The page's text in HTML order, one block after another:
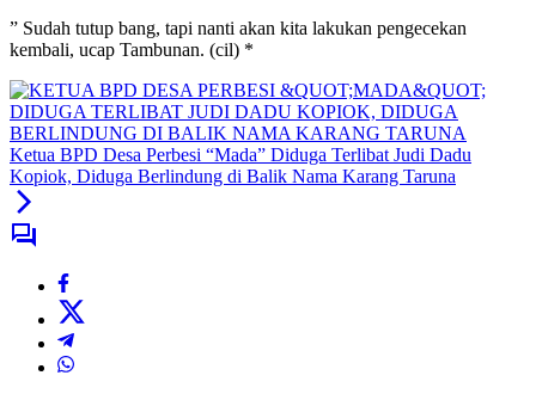
” Sudah tutup bang, tapi nanti akan kita lakukan pengecekan
kembali, ucap Tambunan. (cil) *
Ketua BPD Desa Perbesi “Mada” Diduga Terlibat Judi Dadu
Kopiok, Diduga Berlindung di Balik Nama Karang Taruna